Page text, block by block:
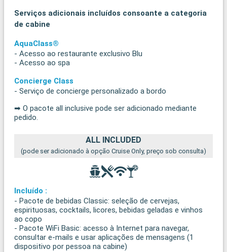
Serviços adicionais incluídos consoante a categoria
de cabine
AquaClass®
- Acesso ao restaurante exclusivo Blu
- Acesso ao spa
Concierge Class
- Serviço de concierge personalizado a bordo
➡ O pacote all inclusive pode ser adicionado mediante
pedido.
ALL INCLUDED
(pode ser adicionado à opção Cruise Only, preço sob consulta)
Incluído :
- Pacote de bebidas Classic: seleção de cervejas,
espirituosas, cocktails, licores, bebidas geladas e vinhos
ao copo
- Pacote WiFi Basic: acesso à Internet para navegar,
consultar e-mails e usar aplicações de mensagens (1
dispositivo por pessoa na cabine)